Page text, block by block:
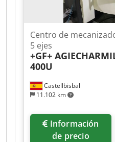
Castellbisbal
11.102 km
Centro de
5 ejes
+GF+
400U
de precio